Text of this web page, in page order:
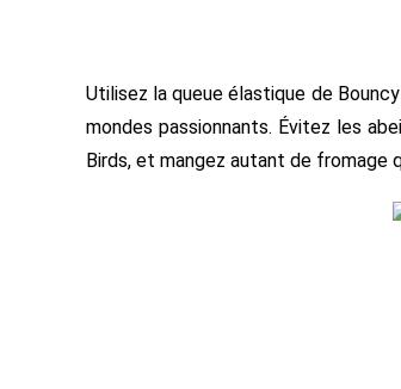
Utilisez la queue élastique de
mondes passionnants. Évitez les
Birds, et mangez autant de fromage